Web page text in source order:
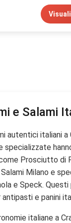
e Salami
autentici italiani a
specializzate
Prosciutto di
Milano e
e Speck.
e panini
italiane a